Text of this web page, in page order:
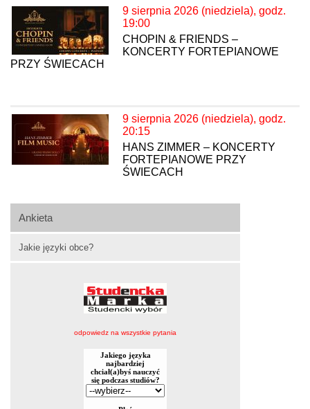
Ankieta
Jakie języki obce?
odpowiedz na wszystkie pytania
9 sierpnia 2026 (niedziela), godz.
19:00
CHOPIN & FRIENDS –
KONCERTY FORTEPIANOWE
PRZY ŚWIECACH
9 sierpnia 2026 (niedziela), godz.
20:15
HANS ZIMMER – KONCERTY
FORTEPIANOWE PRZY
ŚWIECACH